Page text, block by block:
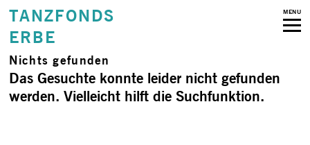
TANZFONDS
ERBE
MENU
Nichts gefunden
Das Gesuchte konnte leider nicht gefunden
werden. Vielleicht hilft die Suchfunktion.